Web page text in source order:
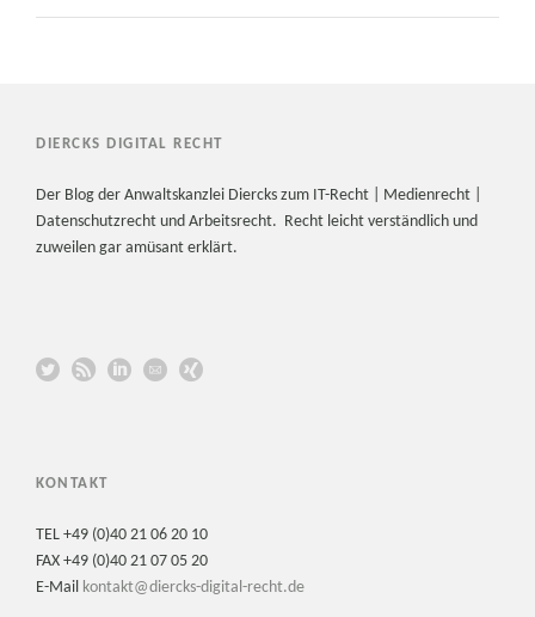
DIERCKS DIGITAL RECHT
Der Blog der Anwaltskanzlei Diercks zum IT-Recht | Medienrecht |
Datenschutzrecht und Arbeitsrecht. Recht leicht verständlich und
zuweilen gar amüsant erklärt.
KONTAKT
TEL +49 (0)40 21 06 20 10
FAX +49 (0)40 21 07 05 20
E-Mail kontakt@diercks-digital-recht.de